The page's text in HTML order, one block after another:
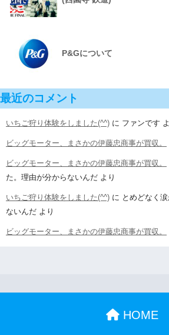
P&Gについて
最近のコメント
いちご狩り体験をしました(^^) に ファンです
ビッグモーター、まさかの伊藤忠商事が買収。
ビッグモーター、まさかの伊藤忠商事が買収。
た。理由が分からないんだ より
いちご狩り体験をしました(^^) に とめどなく
ないんだ より
ビッグモーター、まさかの伊藤忠商事が買収。
HOME